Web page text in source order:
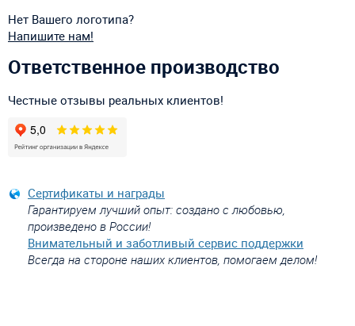
Нет Вашего логотипа?
Напишите нам!
Ответственное производство
Честные отзывы реальных клиентов!
Сертификаты и награды
Гарантируем лучший опыт: создано с любовью,
произведено в России!
Внимательный и заботливый сервис поддержки
Всегда на стороне наших клиентов, помогаем делом!